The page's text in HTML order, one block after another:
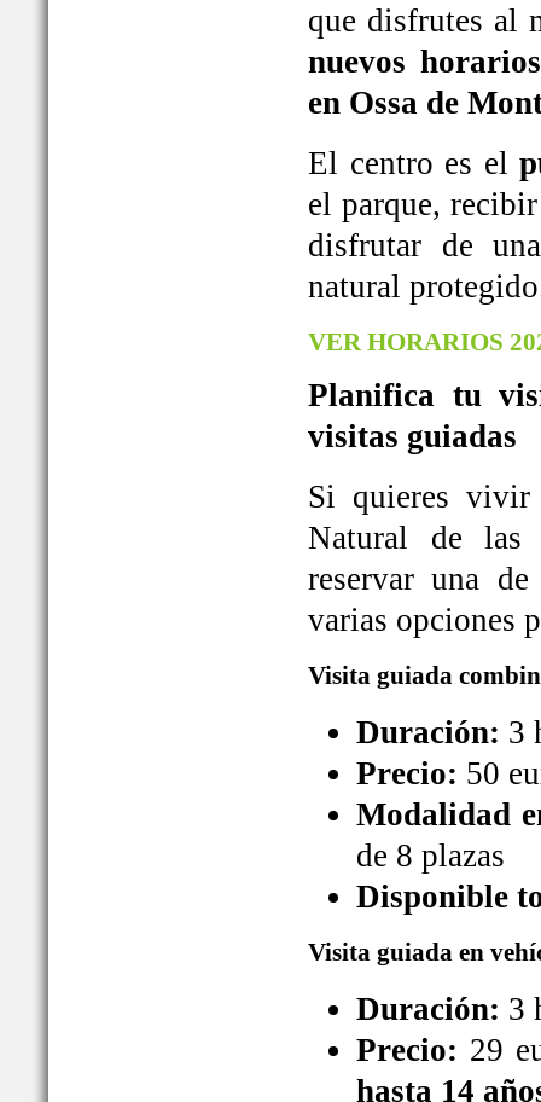
que disfrutes al
nuevos
en Ossa de
El centro es el
el parque,
disfrutar de
natural
VER HORARIOS
Planifica tu
visitas guiadas
Si quieres
Natural de las
reservar una
varias opciones
Visita guiada
Duración: 3
Precio: 50
Modalidad
de 8 plazas
Disponible
Visita guiada en
Duración: 3
Precio: 29
hasta 14